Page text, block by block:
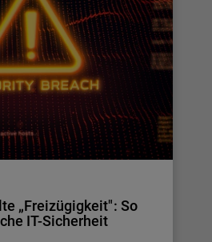
„Freizügigkeit": So
IT-Sicherheit